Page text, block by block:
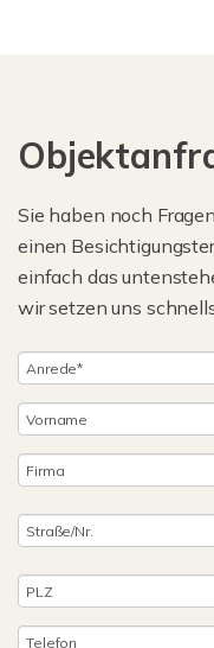
Sie haben noch
einen
einfach das
wir setzen uns